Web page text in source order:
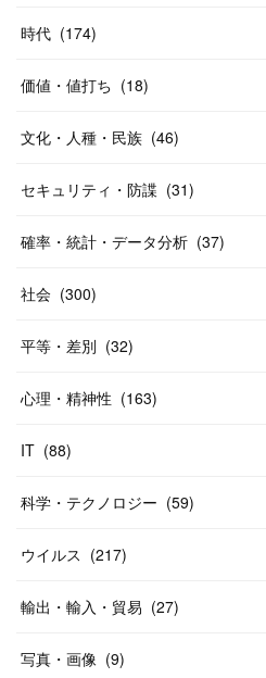
時代 (174)
価値・値打ち (18)
文化・人種・民族 (46)
セキュリティ・防諜 (31)
確率・統計・データ分析 (37)
社会 (300)
平等・差別 (32)
心理・精神性 (163)
IT (88)
科学・テクノロジー (59)
ウイルス (217)
輸出・輸入・貿易 (27)
写真・画像 (9)